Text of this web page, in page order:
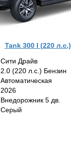
Tank 300 I (220 л.с.)
Сити Драйв
2.0 (220 л.с.) Бензин
Автоматическая
2026
Внедорожник 5 дв.
Серый